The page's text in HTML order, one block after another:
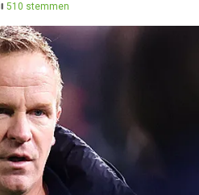
510 stemmen